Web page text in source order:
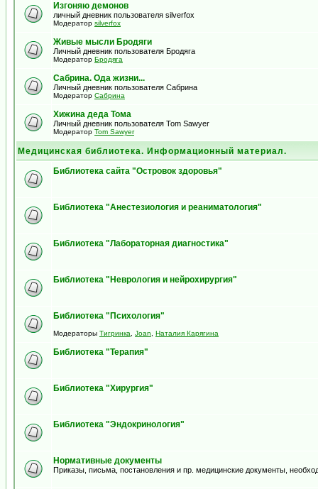
Изгоняю демонов
личный дневник пользователя silverfox
Модератор silverfox
Живые мысли Бродяги
Личный дневник пользователя Бродяга
Модератор Бродяга
Сабрина. Ода жизни...
Личный дневник пользователя Сабрина
Модератор Сабрина
Хижина деда Тома
Личный дневник пользователя Tom Sawyer
Модератор Tom Sawyer
Медицинская библиотека. Информационный материал.
Библиотека сайта "Островок здоровья"
Библиотека "Анестезиология и реаниматология"
Библиотека "Лабораторная диагностика"
Библиотека "Неврология и нейрохирургия"
Библиотека "Психология"
Модераторы Тигринка Joan Наталия Карягина
Библиотека "Терапия"
Библиотека "Хирургия"
Библиотека "Эндокринология"
Нормативные документы
Приказы, письма, постановления и пр. медицинские документы,